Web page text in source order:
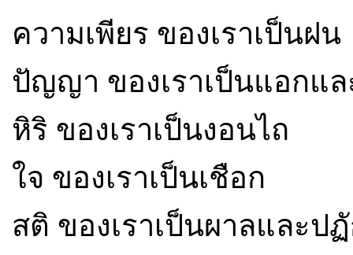
ความเพียร ของเราเป็นฝน
ปัญญา ของเราเป็นแอกแล
หิริ ของเราเป็นงอนไถ
ใจ ของเราเป็นเชือก
สติ ของเราเป็นผาลและป